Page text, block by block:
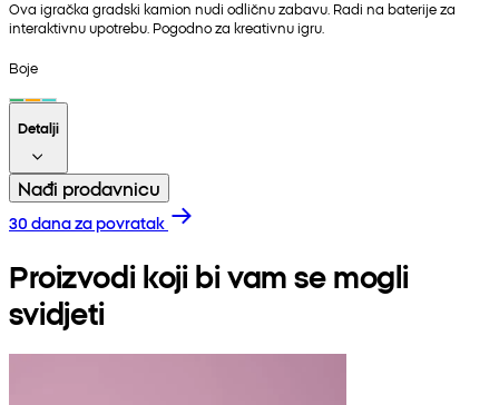
Ova igračka gradski kamion nudi odličnu zabavu. Radi na baterije za
interaktivnu upotrebu. Pogodno za kreativnu igru.
Boje
Detalji
Nađi prodavnicu
30 dana za povratak
Proizvodi koji bi vam se mogli
svidjeti